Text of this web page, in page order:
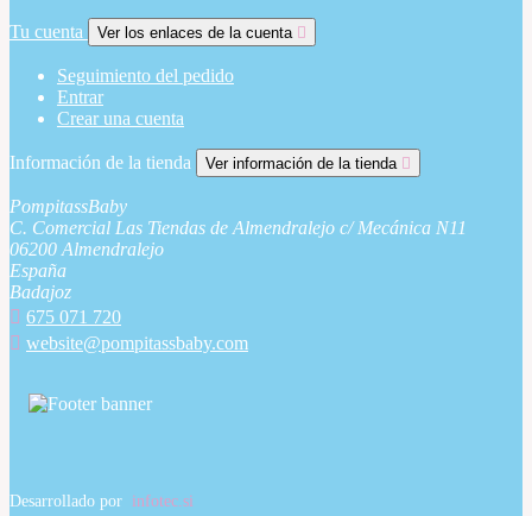
Tu cuenta Ver los enlaces de la cuenta 
Seguimiento del pedido
Entrar
Crear una cuenta
Información de la tienda Ver información de la tienda 
PompitassBaby
C. Comercial Las Tiendas de Almendralejo c/ Mecánica N11
06200 Almendralejo
España
Badajoz
 675 071 720
 website@pompitassbaby.com
Desarrollado por infotec.si